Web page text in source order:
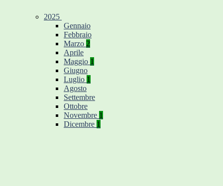
2025
Gennaio
Febbraio
Marzo 2
Aprile
Maggio 1
Giugno
Luglio 1
Agosto
Settembre
Ottobre
Novembre 1
Dicembre 1